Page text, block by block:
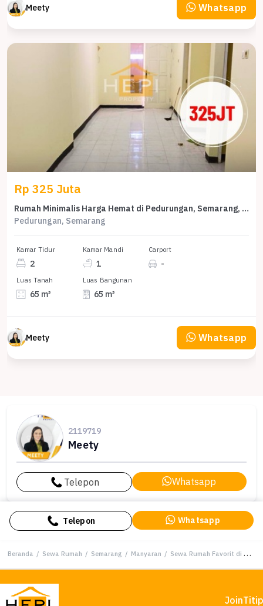
Meety Whatsapp
Rp 325 Juta
Rumah Minimalis Harga Hemat di Pedurungan, Semarang, LB 65m²
Pedurungan, Semarang
Kamar Tidur
2
Kamar Mandi
1
Carport
-
Luas Tanah
65 m²
Luas Bangunan
65 m²
Meety Whatsapp
2119719
Meety
Telepon Whatsapp
Telepon Whatsapp
Beranda / Sewa Rumah / Semarang / Manyaran / Sewa Rumah Favorit di Manyaran, Semarang, Harga Terjangkau
Join